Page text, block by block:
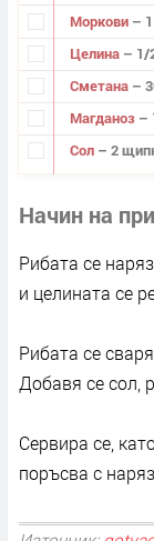
Моркови –
Целина – 1/
Сметана –
Магданоз –
Сол – 2
Начин на
Рибата се
и целината се
Рибата се
Добавя се сол,
Сервира се,
поръсва с